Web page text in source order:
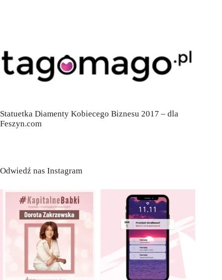
Statuetka Diamenty Kobiecego Biznesu 2017 – dla
Feszyn.com
Odwiedź nas Instagram